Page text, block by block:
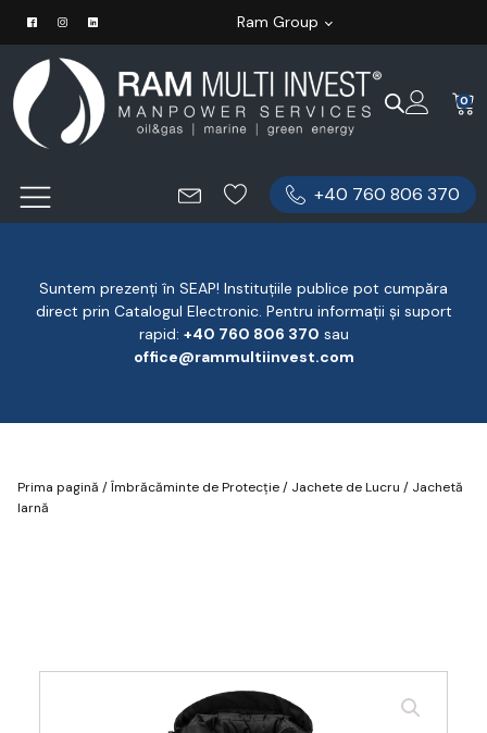
Ram Group
0
+40 760 806 370
Suntem prezenți în SEAP! Instituțiile publice pot cumpăra
direct prin Catalogul Electronic. Pentru informații și suport
rapid: ‪+40 760 806 370 ‬ sau
office@rammultiinvest.com
Prima pagină /Îmbrăcăminte de Protecție/ Jachete de Lucru / Jachetă
Iarnă